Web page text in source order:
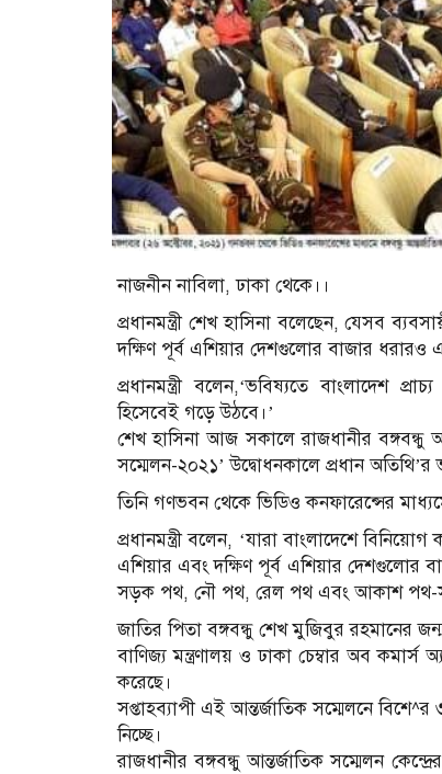
নাজনীন নাবিলা, ঢাকা থেকে।।
প্রধানমন্ত্রী শেখ হাসিনা বলেছেন, যেসব
দক্ষিণ পূর্ব এশিয়ার দেশগুলোর বাজার ধরারও
প্রধানমন্ত্রী বলেন,‘ভবিষ্যতে বাংলাদেশ
হিসেবেই গড়ে উঠবে।’
শেখ হাসিনা আজ সকালে রাজধানীর বঙ্গবন্ধু
সম্মেলন-২০২১’ উদ্বোধনকালে প্রধান
তিনি গণভবন থেকে ভিডিও কনফারেন্সের
প্রধানমন্ত্রী বলেন, ‘যারা বাংলাদেশে
এশিয়ার এবং দক্ষিণ পূর্ব এশিয়ার দেশগুলোর
সড়ক পথ, নৌ পথ, রেল পথ এবং আকাশ পথ-
জাতির পিতা বঙ্গবন্ধু শেখ মুজিবুর রহমানের
বাণিজ্য মন্ত্রণালয় ও ঢাকা চেম্বার অব
করেছে।
সপ্তাহব্যাপী এই আন্তর্জাতিক সম্মেলনে
নিচ্ছে।
রাজধানীর বঙ্গবন্ধু আন্তর্জাতিক সম্মেলন